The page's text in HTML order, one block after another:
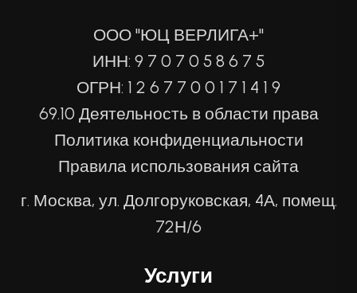
ООО "ЮЦ ВЕРЛИГА+"
ИНН: 9 7 0 7 0 5 8 6 7 5
ОГРН: 1 2 6 7 7 0 0 1 7 1 4 1 9
69.10 Деятельность в области права
Политика конфиденциальности
Правила использования сайта
г. Москва, ул. Долгоруковская, 4А, помещ.
72Н/6
Услуги